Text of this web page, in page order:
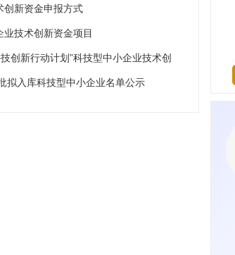
创新资金申报方式
技术创新资金项目
创新行动计划”科技型中小企业技术创
清单(第一批)
拟入库科技型中小企业名单公示